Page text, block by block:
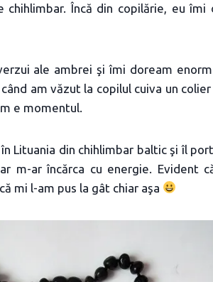
Încă din copilărie, eu îmi
ale ambrei şi îmi doream
am văzut la copilul cuiva un
e momentul.
Lituania din chihlimbar baltic şi îl
m-ar încărca cu energie. Evident
mi l-am pus la gât chiar aşa